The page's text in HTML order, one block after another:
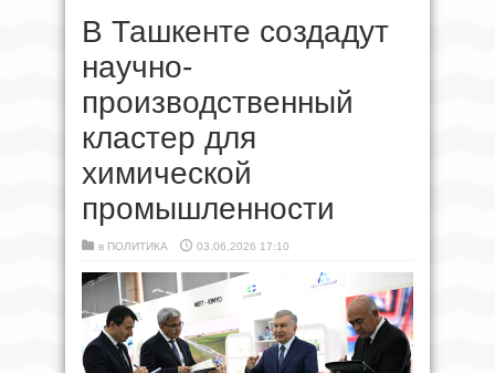
В Ташкенте создадут
научно-
производственный
кластер для
химической
промышленности
в ПОЛИТИКА 03.06.2026 17:10